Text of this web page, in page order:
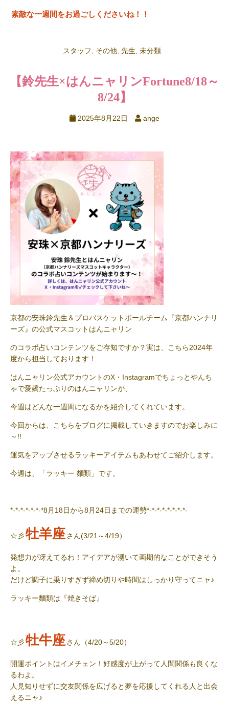
素敵な一週間をお過ごしくださいね！！
スタッフ その他 先生 未分類
【鈴先生×はんニャリンFortune8/18～
8/24】
2025年8月22日 ange
京都の安珠鈴先生＆プロバスケットボールチーム『京都ハンナリ
ーズ』の公式マスコットはんニャリン
のコラボ占いコンテンツをご存知ですか？実は、こちら2024年
度から担当しております！
はんニャリン公式アカウントのX・Instagramでちょっとやんち
ゃで愛嬌たっぷりのはんニャリンが、
今週はどんな一週間になるかを紹介してくれています。
今回からは、こちらをブログに掲載していきますのでお楽しみに
～!!
運気をアップさせるラッキーアイテムもあわせてご紹介します。
今週は、「ラッキー 麵類」です。
*-*-*-*-*-*-*8月18日から8月24日までの運勢*-*-*-*-*-*-*-*-
☆彡牡羊座さん(3/21～4/19）
発想力が冴えてるわ！アイデアが湧いて画期的なことができそう
よ。
だけど調子に乗りすぎず締め切りや時間はしっかり守ってニャ♪
ラッキー麵類は『焼きそば』
☆彡牡牛座さん（4/20～5/20）
開運ポイントはイメチェン！好感度が上がって人間関係も良くな
るわよ。
人見知りせずに交友関係を広げると夢を応援してくれる人と出会
えるニャ♪